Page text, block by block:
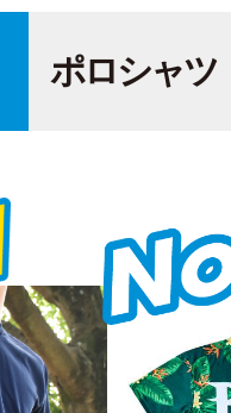
ポロシャツ